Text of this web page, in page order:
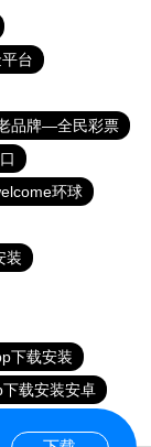
台
品牌—全民彩票
环球
装
下载安装
载安装安卓